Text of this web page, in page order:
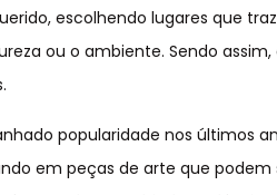
escolhendo lugares que
ou o ambiente. Sendo assim,
popularidade nos últimos
em peças de arte que podem